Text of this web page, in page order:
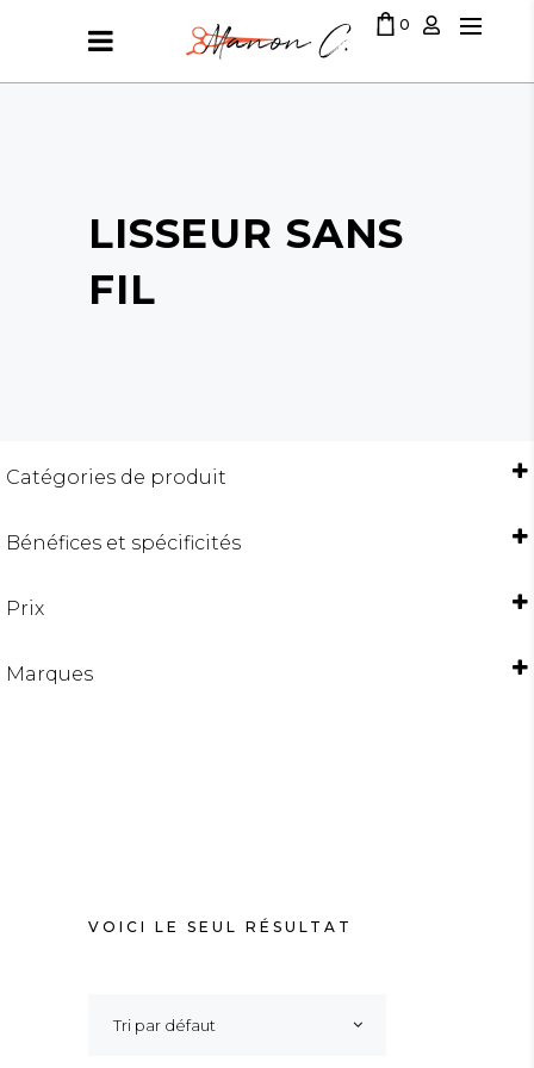
0
LE PANIER EST VIDE
LISSEUR SANS
FIL
Catégories de produit
Bénéfices et spécificités
CHEVEUX ABIMÉS
CHEVEUX MÉCHÉS ET BLONDS
LISSAGE / ANTI-FRISOTTIS
Prix
Marques
VOICI LE SEUL RÉSULTAT
Tri par défaut